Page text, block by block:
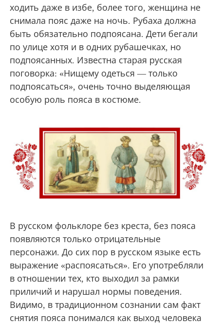
ходить даже в избе, более того, женщина не
снимала пояс даже на ночь. Рубаха должна
быть обязательно подпоясана. Дети бегали
по улице хотя и в одних рубашечках, но
подпоясанных. Известна старая русская
поговорка: «Нищему одеться — только
подпоясаться», очень точно выделяющая
особую роль пояса в костюме.
В русском фольклоре без креста, без пояса
появляются только отрицательные
персонажи. До сих пор в русском языке есть
выражение «распоясаться». Его употребляли
в отношении тех, кто выходил за рамки
приличий и нарушал нормы поведения.
Видимо, в традиционном сознании сам факт
снятия пояса понимался как выход человека